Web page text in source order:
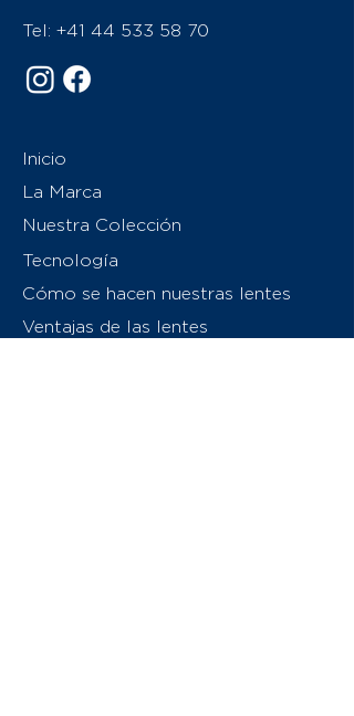
Tel: +41 44 533 58 70
Inicio
La Marca
Nuestra Colección
Tecnología
Cómo se hacen nuestras lentes
Ventajas de las lentes